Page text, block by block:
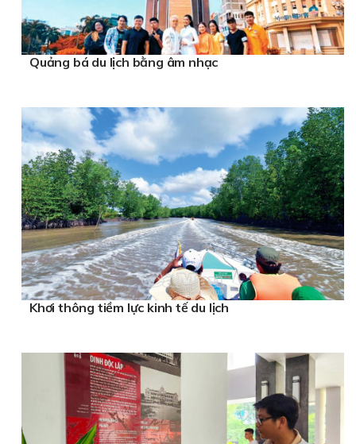
Quảng bá du lịch bằng âm nhạc
Khơi thông tiềm lực kinh tế du lịch